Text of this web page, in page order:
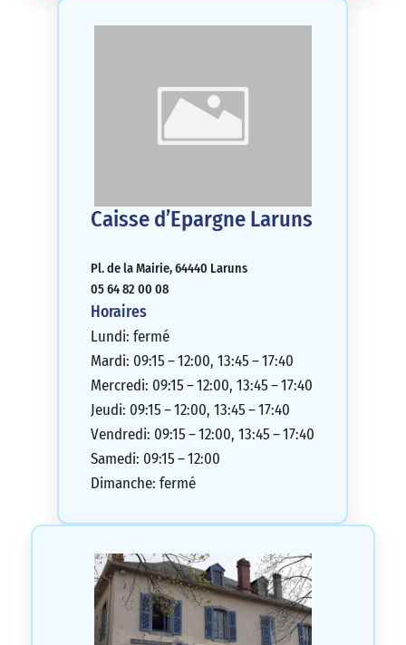
Caisse d’Epargne Laruns
Pl. de la Mairie, 64440 Laruns
05 64 82 00 08
Horaires
Lundi: fermé
Mardi: 09:15 – 12:00, 13:45 – 17:40
Mercredi: 09:15 – 12:00, 13:45 – 17:40
Jeudi: 09:15 – 12:00, 13:45 – 17:40
Vendredi: 09:15 – 12:00, 13:45 – 17:40
Samedi: 09:15 – 12:00
Dimanche: fermé